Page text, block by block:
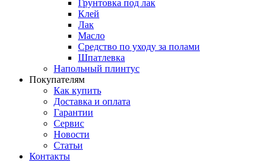
Грунтовка под лак
Клей
Лак
Масло
Средство по уходу за полами
Шпатлевка
Напольный плинтус
Покупателям
Как купить
Доставка и оплата
Гарантии
Сервис
Новости
Статьи
Контакты